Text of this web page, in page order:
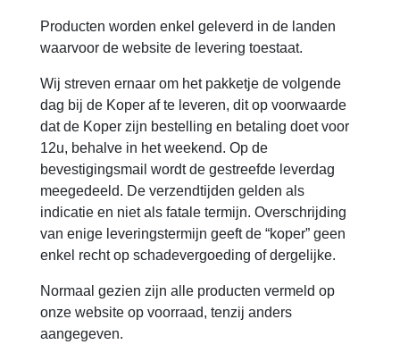
Producten worden enkel geleverd in de landen
waarvoor de website de levering toestaat.
Wij streven ernaar om het pakketje de volgende
dag bij de Koper af te leveren, dit op voorwaarde
dat de Koper zijn bestelling en betaling doet voor
12u, behalve in het weekend. Op de
bevestigingsmail wordt de gestreefde leverdag
meegedeeld. De verzendtijden gelden als
indicatie en niet als fatale termijn. Overschrijding
van enige leveringstermijn geeft de “koper” geen
enkel recht op schadevergoeding of dergelijke.
Normaal gezien zijn alle producten vermeld op
onze website op voorraad, tenzij anders
aangegeven.